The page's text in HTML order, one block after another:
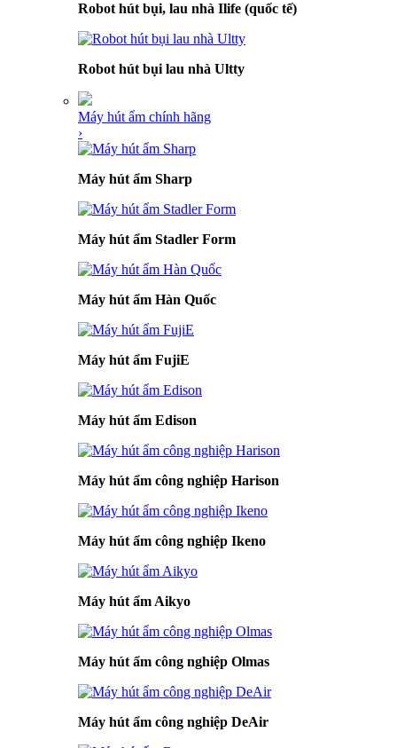
Robot hút bụi, lau nhà Ilife (quốc tế)
Robot hút bụi lau nhà Ultty
Máy hút ẩm chính hãng
›
Máy hút ẩm Sharp
Máy hút ẩm Stadler Form
Máy hút ẩm Hàn Quốc
Máy hút ẩm FujiE
Máy hút ẩm Edison
Máy hút ẩm công nghiệp Harison
Máy hút ẩm công nghiệp Ikeno
Máy hút ẩm Aikyo
Máy hút ẩm công nghiệp Olmas
Máy hút ẩm công nghiệp DeAir